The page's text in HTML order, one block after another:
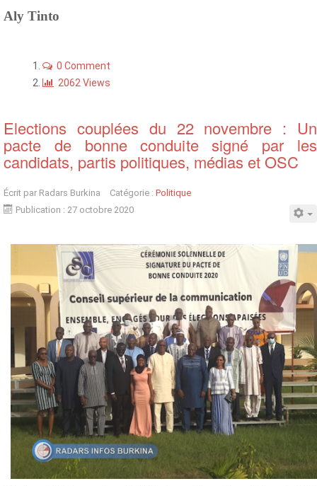
Aly Tinto
0 Comment
2062 Views
Elections couplées du 22 novembre : Un
pacte de bonne conduite signé par les
candidats, partis politiques, médias et OSC
Écrit par Radars Burkina Catégorie : Politique
Publication : 27 octobre 2020